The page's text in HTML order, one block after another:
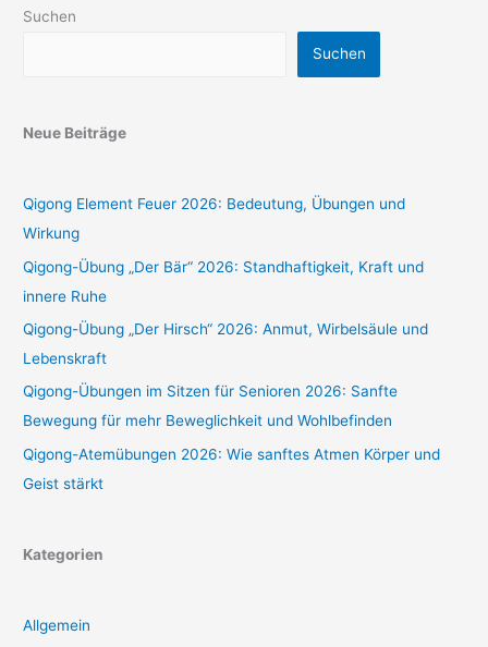
Suchen
Suchen
Neue Beiträge
Qigong Element Feuer 2026: Bedeutung, Übungen und
Wirkung
Qigong-Übung „Der Bär“ 2026: Standhaftigkeit, Kraft und
innere Ruhe
Qigong-Übung „Der Hirsch“ 2026: Anmut, Wirbelsäule und
Lebenskraft
Qigong-Übungen im Sitzen für Senioren 2026: Sanfte
Bewegung für mehr Beweglichkeit und Wohlbefinden
Qigong-Atemübungen 2026: Wie sanftes Atmen Körper und
Geist stärkt
Kategorien
Allgemein